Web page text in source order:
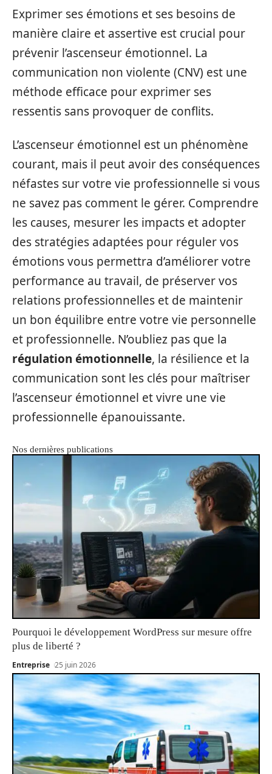
Exprimer ses émotions et ses besoins de
manière claire et assertive est crucial pour
prévenir l’ascenseur émotionnel. La
communication non violente (CNV) est une
méthode efficace pour exprimer ses
ressentis sans provoquer de conflits.
L’ascenseur émotionnel est un phénomène
courant, mais il peut avoir des conséquences
néfastes sur votre vie professionnelle si vous
ne savez pas comment le gérer. Comprendre
les causes, mesurer les impacts et adopter
des stratégies adaptées pour réguler vos
émotions vous permettra d’améliorer votre
performance au travail, de préserver vos
relations professionnelles et de maintenir
un bon équilibre entre votre vie personnelle
et professionnelle. N’oubliez pas que la
régulation émotionnelle, la résilience et la
communication sont les clés pour maîtriser
l’ascenseur émotionnel et vivre une vie
professionnelle épanouissante.
Nos dernières publications
Pourquoi le développement WordPress sur mesure offre
plus de liberté ?
Entreprise 25 juin 2026